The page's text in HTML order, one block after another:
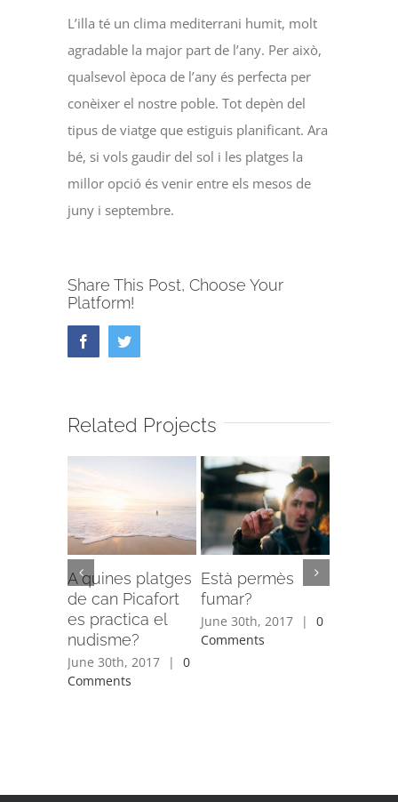
L’illa té un clima mediterrani humit, molt
agradable la major part de l’any. Per això,
qualsevol època de l’any és perfecta per
conèixer el nostre poble. Tot depèn del
tipus de viatge que estiguis planificant. Ara
bé, si vols gaudir del sol i les platges la
millor opció és venir entre els mesos de
juny i septembre.
Share This Post, Choose Your
Platform!
FacebookTwitter
Related Projects
A quines platges
de can Picafort
es practica el
nudisme?
June 30th, 2017 |
0
Comments
Està permès
fumar?
June 30th, 2017 |
0
Comments